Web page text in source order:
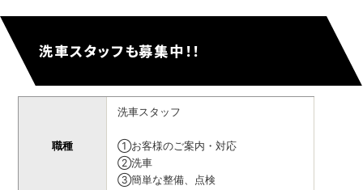
洗車スタッフも募集中！！
職種
洗車スタッフ
①お客様のご案内・対応
②洗車
③簡単な整備、点検